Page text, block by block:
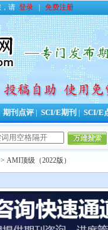
请 登录 免费注册
期刊点评 SCI/E期刊 SCI/E
AMI顶级（2022版）